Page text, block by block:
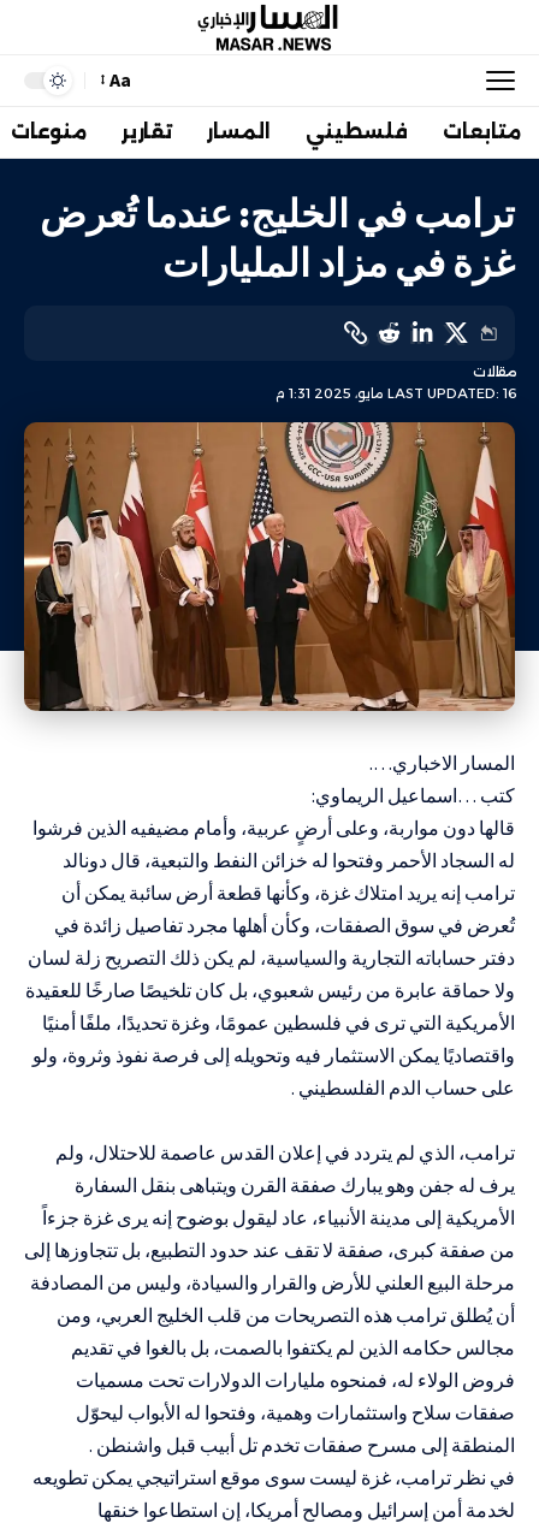
Aa
متابعات فلسطيني المسار تقارير منوعات
ترامب في الخليج: عندما تُعرض
غزة في مزاد المليارات
LAST UPDATED: 16 مايو، 2025 1:31 م
مقالات
المسار الاخباري….
كتب …اسماعيل الريماوي:
قالها دون مواربة، وعلى أرضٍ عربية، وأمام مضيفيه الذين فرشوا
له السجاد الأحمر وفتحوا له خزائن النفط والتبعية، قال دونالد
ترامب إنه يريد امتلاك غزة، وكأنها قطعة أرض سائبة يمكن أن
تُعرض في سوق الصفقات، وكأن أهلها مجرد تفاصيل زائدة في
دفتر حساباته التجارية والسياسية، لم يكن ذلك التصريح زلة لسان
ولا حماقة عابرة من رئيس شعبوي، بل كان تلخيصًا صارخًا للعقيدة
الأمريكية التي ترى في فلسطين عمومًا، وغزة تحديدًا، ملفًا أمنيًا
واقتصاديًا يمكن الاستثمار فيه وتحويله إلى فرصة نفوذ وثروة، ولو
على حساب الدم الفلسطيني .
ترامب، الذي لم يتردد في إعلان القدس عاصمة للاحتلال، ولم
يرف له جفن وهو يبارك صفقة القرن ويتباهى بنقل السفارة
الأمريكية إلى مدينة الأنبياء، عاد ليقول بوضوح إنه يرى غزة جزءاً
من صفقة كبرى، صفقة لا تقف عند حدود التطبيع، بل تتجاوزها إلى
مرحلة البيع العلني للأرض والقرار والسيادة، وليس من المصادفة
أن يُطلق ترامب هذه التصريحات من قلب الخليج العربي، ومن
مجالس حكامه الذين لم يكتفوا بالصمت، بل بالغوا في تقديم
فروض الولاء له، فمنحوه مليارات الدولارات تحت مسميات
صفقات سلاح واستثمارات وهمية، وفتحوا له الأبواب ليحوّل
المنطقة إلى مسرح صفقات تخدم تل أبيب قبل واشنطن .
في نظر ترامب، غزة ليست سوى موقع استراتيجي يمكن تطويعه
لخدمة أمن إسرائيل ومصالح أمريكا، إن استطاعوا خنقها